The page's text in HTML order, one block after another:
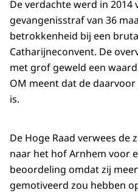
De verdachte werd in
gevangenisstraf van 36
betrokkenheid bij een
Catharijneconvent. De
met grof geweld een
OM meent dat de
is.
De Hoge Raad verwees de
naar het hof Arnhem voor
beoordeling omdat zij
gemotiveerd zou hebben